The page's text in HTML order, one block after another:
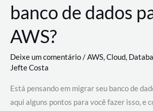
banco de dados
AWS?
Deixe um comentário/AWS,Cloud,
Jefte Costa
Está pensando em migrar seu banco de
aqui alguns pontos para você fazer isso, e